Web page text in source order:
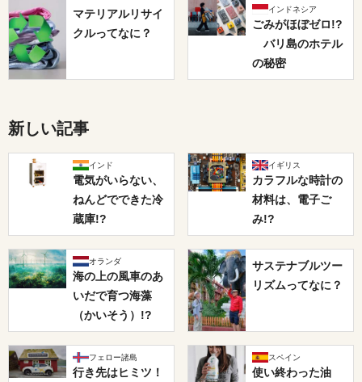
マテリアルリサイ
クルってなに？
インドネシア
ごみがほぼゼロ!?
バリ島のホテル
の秘密
新しい記事
インド
電気がいらない、
ねんどでできた冷
蔵庫!?
イギリス
カラフルな時計の
材料は、電子ご
み!?
オランダ
海の上の風車のあ
いだで育つ海藻
（かいそう）!?
サステナブルツー
リズムってなに？
フェロー諸島
行き先はヒミツ！
スペイン
使い終わった油